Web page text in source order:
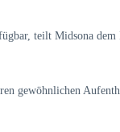
teilt Midsona dem
gewöhnlichen